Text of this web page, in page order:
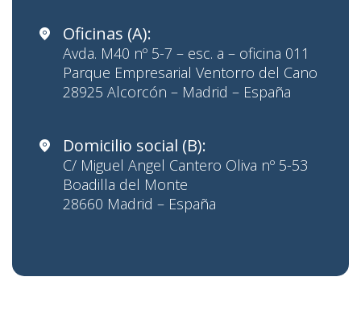
Oficinas (A):
Avda. M40 nº 5-7 – esc. a – oficina 011
Parque Empresarial Ventorro del Cano
28925 Alcorcón – Madrid – España
Domicilio social (B):
C/ Miguel Angel Cantero Oliva nº 5-53
Boadilla del Monte
28660 Madrid – España